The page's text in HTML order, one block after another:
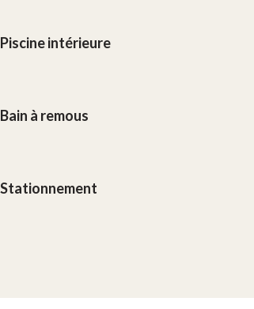
Piscine intérieure
Bain à remous
Stationnement